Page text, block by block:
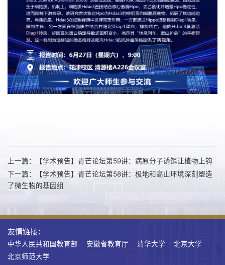
上一篇：【学术预告】青芒论坛第59讲：病原分子诱饵让植物上钩
下一篇：【学术预告】青芒论坛第58讲：极地和高山环境深刻塑造
了微生物的基因组
友情链接：
中华人民共和国教育部 安徽省教育厅 清华大学
北京大学
北京师范大学